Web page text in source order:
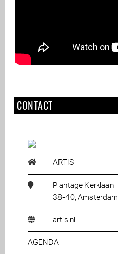
CONTACT
ARTIS
Plantage Kerklaan
38-40, Amsterdam
artis.nl
AGENDA